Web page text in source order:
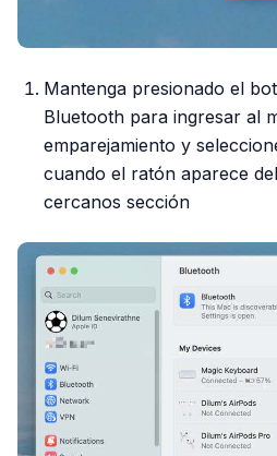
Mantenga presionado el
Bluetooth para ingresar al
emparejamiento y
cuando el ratón aparece
cercanos sección